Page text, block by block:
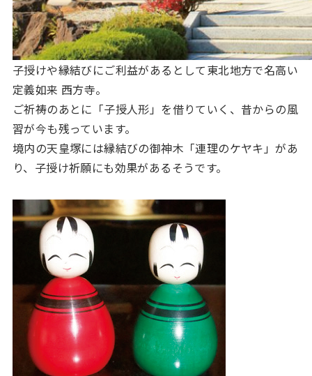
子授けや縁結びにご利益があるとして東北地方で名高い
定義如来 西方寺。
ご祈祷のあとに「子授人形」を借りていく、昔からの風
習が今も残っています。
境内の天皇塚には縁結びの御神木「連理のケヤキ」があ
り、子授け祈願にも効果があるそうです。